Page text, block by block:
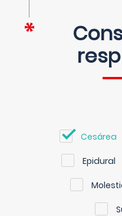
Cesárea
Epidural